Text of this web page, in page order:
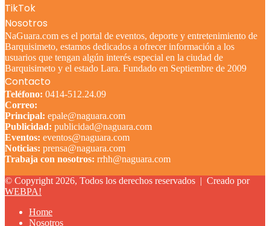
TikTok
Nosotros
NaGuara.com es el portal de eventos, deporte y entretenimiento de
Barquisimeto, estamos dedicados a ofrecer información a los
usuarios que tengan algún interés especial en la ciudad de
Barquisimeto y el estado Lara. Fundado en Septiembre de 2009
Contacto
Teléfono: 0414-512.24.09
Correo:
Principal: epale@naguara.com
Publicidad: publicidad@naguara.com
Eventos: eventos@naguara.com
Noticias: prensa@naguara.com
Trabaja con nosotros: rrhh@naguara.com
© Copyright 2026, Todos los derechos reservados | Creado por
WEBPA!
Home
Nosotros